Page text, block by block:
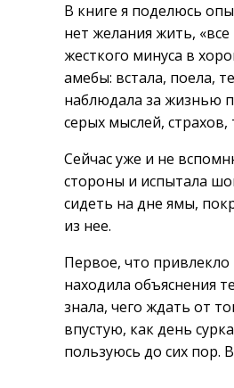
В книге я поделюсь
нет желания жить,
жесткого минуса в
амебы: встала, поела,
наблюдала за жизнью
серых мыслей,
Сейчас уже и не
стороны и испытала
сидеть на дне ямы,
из нее.
Первое, что
находила объяснения
знала, чего ждать от
впустую, как день
пользуюсь до сих пор.